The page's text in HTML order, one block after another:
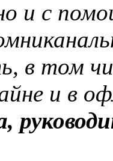
и с
в том
и в